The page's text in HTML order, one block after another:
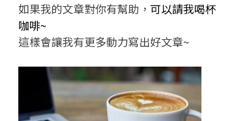
如果我的文章對你有幫助， 可以請我喝杯
咖啡~
這樣會讓我有更多動力寫出好文章~